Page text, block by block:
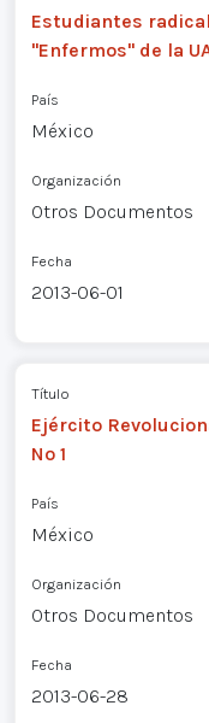
Estudiantes
"Enfermos" de la
País
México
Organización
Otros Documentos
Fecha
2013-06-01
Título
Ejército
Nº 1
País
México
Organización
Otros Documentos
Fecha
2013-06-28